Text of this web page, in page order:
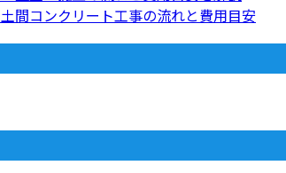
間コンクリート工事の流れと費用目安